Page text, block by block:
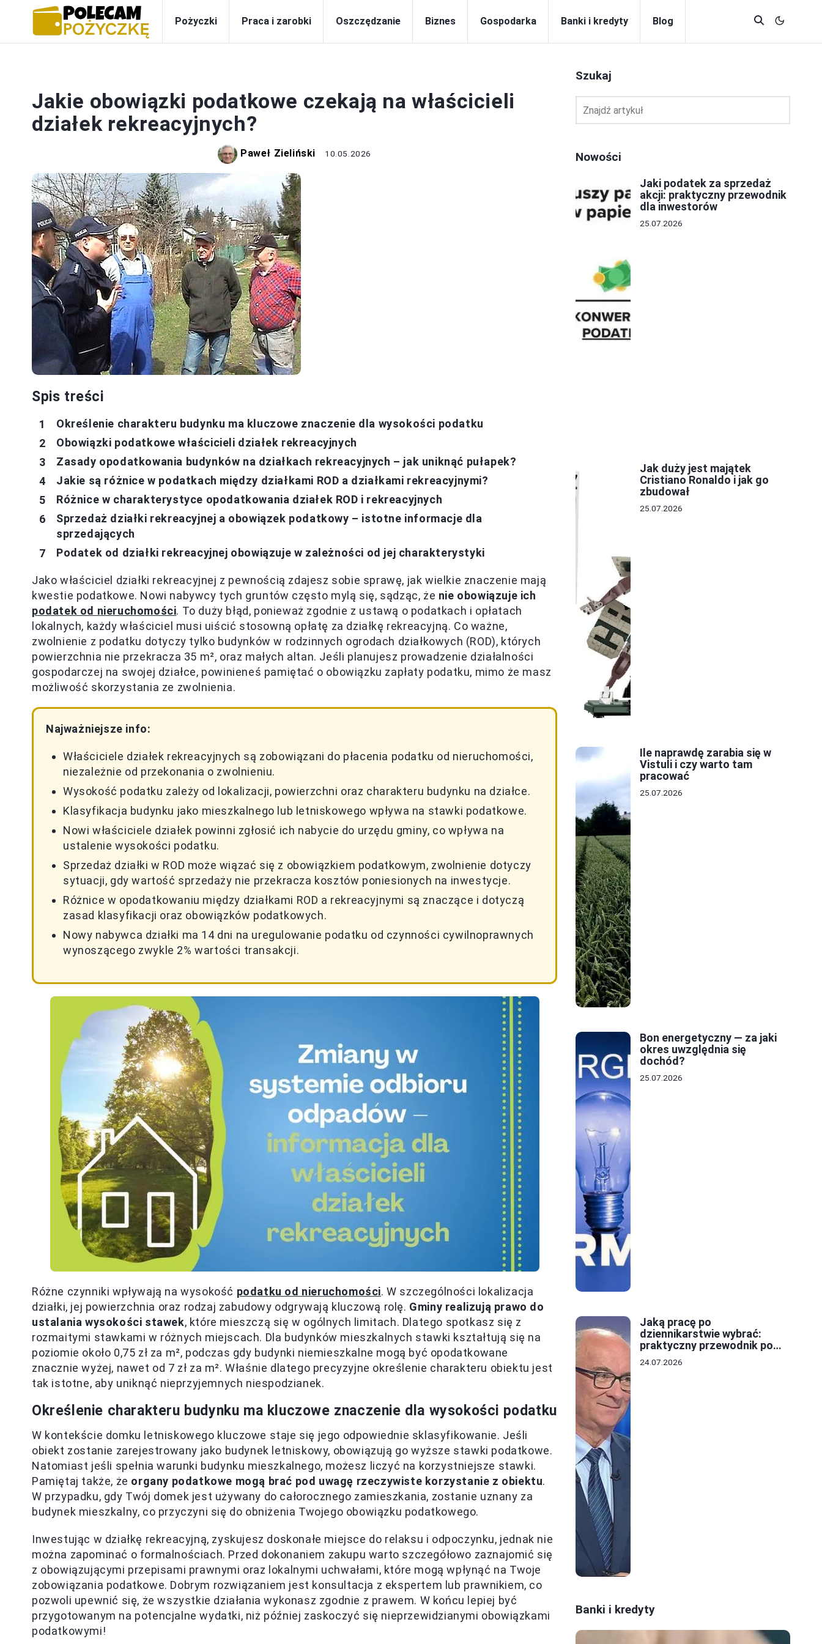
Pożyczki Praca i zarobki Oszczędzanie Biznes Gospodarka Banki i kredyty Blog
Jakie obowiązki podatkowe czekają na właścicieli
działek rekreacyjnych?
Paweł Zieliński 10.05.2026
Spis treści
Określenie charakteru budynku ma kluczowe znaczenie dla wysokości podatku
Obowiązki podatkowe właścicieli działek rekreacyjnych
Zasady opodatkowania budynków na działkach rekreacyjnych – jak uniknąć pułapek?
Jakie są różnice w podatkach między działkami ROD a działkami rekreacyjnymi?
Różnice w charakterystyce opodatkowania działek ROD i rekreacyjnych
Sprzedaż działki rekreacyjnej a obowiązek podatkowy – istotne informacje dla
sprzedających
Podatek od działki rekreacyjnej obowiązuje w zależności od jej charakterystyki
Jako właściciel działki rekreacyjnej z pewnością zdajesz sobie sprawę, jak wielkie znaczenie mają
kwestie podatkowe. Nowi nabywcy tych gruntów często mylą się, sądząc, że nie obowiązuje ich
podatek od nieruchomości. To duży błąd, ponieważ zgodnie z ustawą o podatkach i opłatach
lokalnych, każdy właściciel musi uiścić stosowną opłatę za działkę rekreacyjną. Co ważne,
zwolnienie z podatku dotyczy tylko budynków w rodzinnych ogrodach działkowych (ROD), których
powierzchnia nie przekracza 35 m², oraz małych altan. Jeśli planujesz prowadzenie działalności
gospodarczej na swojej działce, powinieneś pamiętać o obowiązku zapłaty podatku, mimo że masz
możliwość skorzystania ze zwolnienia.
Najważniejsze info:
Właściciele działek rekreacyjnych są zobowiązani do płacenia podatku od nieruchomości,
niezależnie od przekonania o zwolnieniu.
Wysokość podatku zależy od lokalizacji, powierzchni oraz charakteru budynku na działce.
Klasyfikacja budynku jako mieszkalnego lub letniskowego wpływa na stawki podatkowe.
Nowi właściciele działek powinni zgłosić ich nabycie do urzędu gminy, co wpływa na
ustalenie wysokości podatku.
Sprzedaż działki w ROD może wiązać się z obowiązkiem podatkowym, zwolnienie dotyczy
sytuacji, gdy wartość sprzedaży nie przekracza kosztów poniesionych na inwestycje.
Różnice w opodatkowaniu między działkami ROD a rekreacyjnymi są znaczące i dotyczą
zasad klasyfikacji oraz obowiązków podatkowych.
Nowy nabywca działki ma 14 dni na uregulowanie podatku od czynności cywilnoprawnych
wynoszącego zwykle 2% wartości transakcji.
Różne czynniki wpływają na wysokość podatku od nieruchomości. W szczególności lokalizacja
działki, jej powierzchnia oraz rodzaj zabudowy odgrywają kluczową rolę. Gminy realizują prawo do
ustalania wysokości stawek, które mieszczą się w ogólnych limitach. Dlatego spotkasz się z
rozmaitymi stawkami w różnych miejscach. Dla budynków mieszkalnych stawki kształtują się na
poziomie około 0,75 zł za m², podczas gdy budynki niemieszkalne mogą być opodatkowane
znacznie wyżej, nawet od 7 zł za m². Właśnie dlatego precyzyjne określenie charakteru obiektu jest
tak istotne, aby uniknąć nieprzyjemnych niespodzianek.
Określenie charakteru budynku ma kluczowe znaczenie dla wysokości podatku
W kontekście domku letniskowego kluczowe staje się jego odpowiednie sklasyfikowanie. Jeśli
obiekt zostanie zarejestrowany jako budynek letniskowy, obowiązują go wyższe stawki podatkowe.
Natomiast jeśli spełnia warunki budynku mieszkalnego, możesz liczyć na korzystniejsze stawki.
Pamiętaj także, że organy podatkowe mogą brać pod uwagę rzeczywiste korzystanie z obiektu.
W przypadku, gdy Twój domek jest używany do całorocznego zamieszkania, zostanie uznany za
budynek mieszkalny, co przyczyni się do obniżenia Twojego obowiązku podatkowego.
Inwestując w działkę rekreacyjną, zyskujesz doskonałe miejsce do relaksu i odpoczynku, jednak nie
można zapominać o formalnościach. Przed dokonaniem zakupu warto szczegółowo zaznajomić się
z obowiązującymi przepisami prawnymi oraz lokalnymi uchwałami, które mogą wpłynąć na Twoje
zobowiązania podatkowe. Dobrym rozwiązaniem jest konsultacja z ekspertem lub prawnikiem, co
pozwoli upewnić się, że wszystkie działania wykonasz zgodnie z prawem. W końcu lepiej być
przygotowanym na potencjalne wydatki, niż później zaskoczyć się nieprzewidzianymi obowiązkami
podatkowymi!
Szukaj
Nowości
Jaki podatek za sprzedaż
akcji: praktyczny przewodnik
dla inwestorów
25.07.2026
Jak duży jest majątek
Cristiano Ronaldo i jak go
zbudował
25.07.2026
Ile naprawdę zarabia się w
Vistuli i czy warto tam
pracować
25.07.2026
Bon energetyczny — za jaki
okres uwzględnia się
dochód?
25.07.2026
Jaką pracę po
dziennikarstwie wybrać:
praktyczny przewodnik po
ścieżkach kariery
24.07.2026
Banki i kredyty